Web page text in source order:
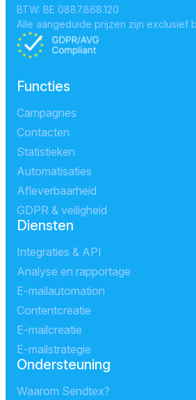
BTW: BE 0887.868.120
Alle aangeduide prijzen zijn exclusief
Functies
Campagnes
Contacten
Statistieken
Automatisaties
Afleverbaarheid
GDPR & veiligheid
Diensten
Integraties & API
Analyse en rapportage
E-mailautomation
Contentcreatie
E-mailcreatie
E-mailstrategie
Ondersteuning
Waarom Sendtex?